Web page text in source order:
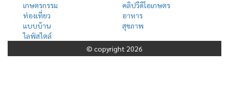
เกษตรกรรม
คลิปวีดีโอเกษตร
ท่องเที่ยว
อาหาร
แบบบ้าน
สุขภาพ
ไลฟ์สไตล์
© copyright 2026